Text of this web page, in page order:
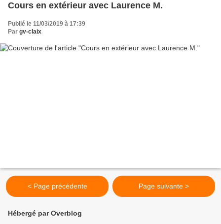
Cours en extérieur avec Laurence M.
Publié le 11/03/2019 à 17:39
Par gv-claix
< Page précédente Page suivante >
Hébergé par Overblog